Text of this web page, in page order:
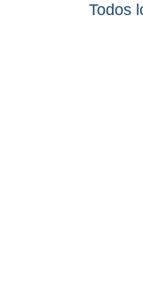
Todos